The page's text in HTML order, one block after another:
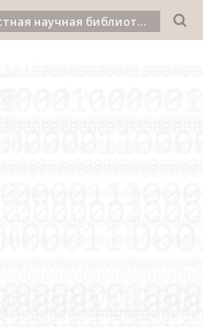
Владимирская областная научная библиотека